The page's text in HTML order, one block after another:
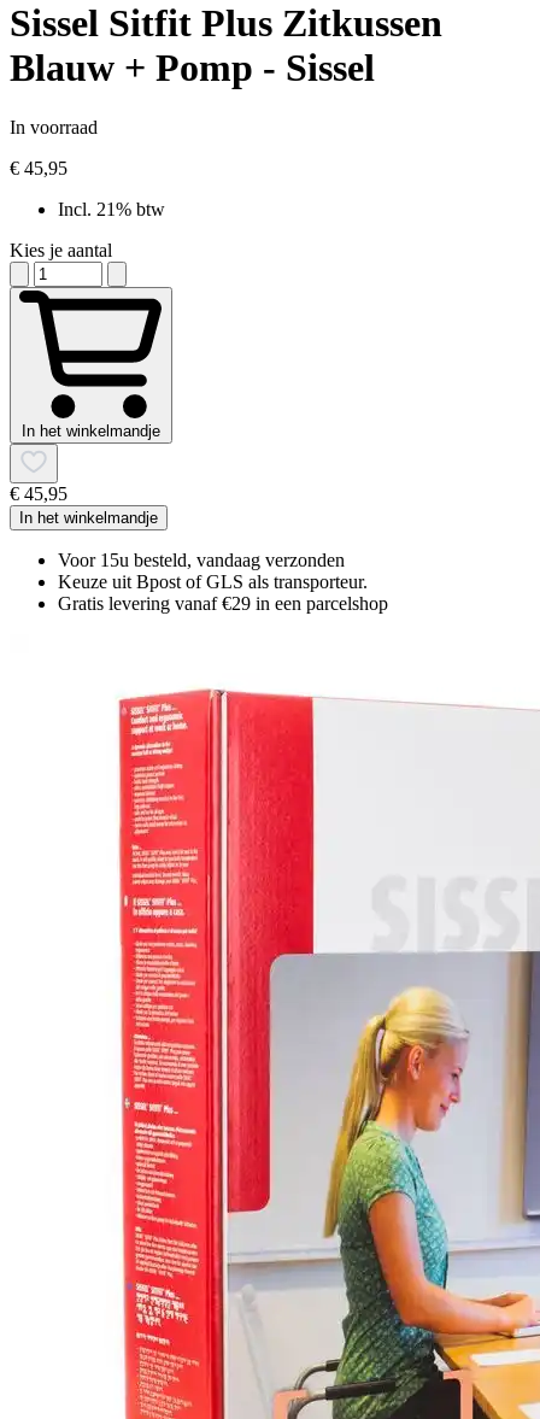
Sissel Sitfit Plus Zitkussen
Blauw + Pomp - Sissel
In voorraad
€ 45,95
Incl. 21% btw
Kies je aantal
In het winkelmandje
€ 45,95
In het winkelmandje
Voor 15u besteld, vandaag verzonden
Keuze uit Bpost of GLS als transporteur.
Gratis levering vanaf €29 in een parcelshop